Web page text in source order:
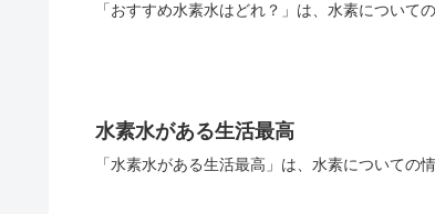
「おすすめ水素水はどれ？」は、水素につい
水素水がある生活最高
「水素水がある生活最高」は、水素について